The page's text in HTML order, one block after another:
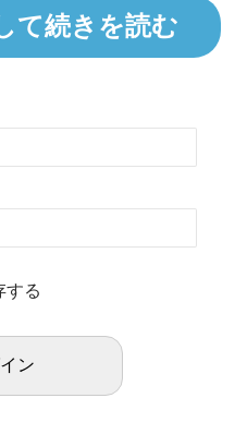
て続きを読む
する